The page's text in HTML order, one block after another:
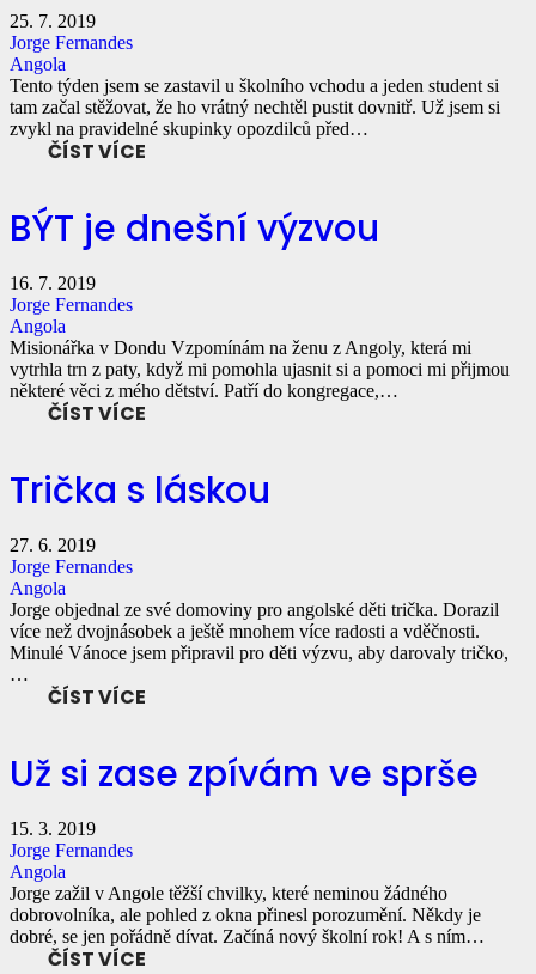
25. 7. 2019
Jorge Fernandes
Angola
Tento týden jsem se zastavil u školního vchodu a jeden student si
tam začal stěžovat, že ho vrátný nechtěl pustit dovnitř. Už jsem si
zvykl na pravidelné skupinky opozdilců před…
ČÍST VÍCE
BÝT je dnešní výzvou
16. 7. 2019
Jorge Fernandes
Angola
Misionářka v Dondu Vzpomínám na ženu z Angoly, která mi
vytrhla trn z paty, když mi pomohla ujasnit si a pomoci mi přijmou
některé věci z mého dětství. Patří do kongregace,…
ČÍST VÍCE
Trička s láskou
27. 6. 2019
Jorge Fernandes
Angola
Jorge objednal ze své domoviny pro angolské děti trička. Dorazil
více než dvojnásobek a ještě mnohem více radosti a vděčnosti.
Minulé Vánoce jsem připravil pro děti výzvu, aby darovaly tričko,
…
ČÍST VÍCE
Už si zase zpívám ve sprše
15. 3. 2019
Jorge Fernandes
Angola
Jorge zažil v Angole těžší chvilky, které neminou žádného
dobrovolníka, ale pohled z okna přinesl porozumění. Někdy je
dobré, se jen pořádně dívat. Začíná nový školní rok! A s ním…
ČÍST VÍCE